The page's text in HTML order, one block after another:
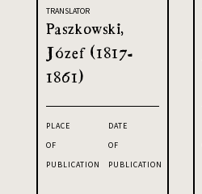
TRANSLATOR
Paszkowski,
Józef (1817-
1861)
PLACE
OF
PUBLICATION
DATE
OF
PUBLICATION